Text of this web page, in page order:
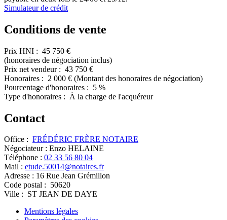
Simulateur de crédit
Conditions de vente
Prix HNI : 45 750 €
(honoraires de négociation inclus)
Prix net vendeur : 43 750 €
Honoraires : 2 000 € (Montant des honoraires de négociation)
Pourcentage d'honoraires : 5 %
Type d'honoraires : À la charge de l'acquéreur
Contact
Office : FRÉDÉRIC FRÈRE NOTAIRE
Négociateur : Enzo HELAINE
Téléphone : 02 33 56 80 04
Mail : etude.50014@notaires.fr
Adresse : 16 Rue Jean Grémillon
Code postal : 50620
Ville : ST JEAN DE DAYE
Mentions légales